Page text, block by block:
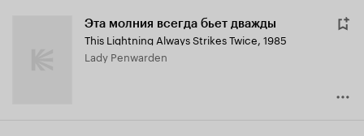
Эта молния всегда бьет дважды
This Lightning Always Strikes Twice, 1985
Lady Penwarden